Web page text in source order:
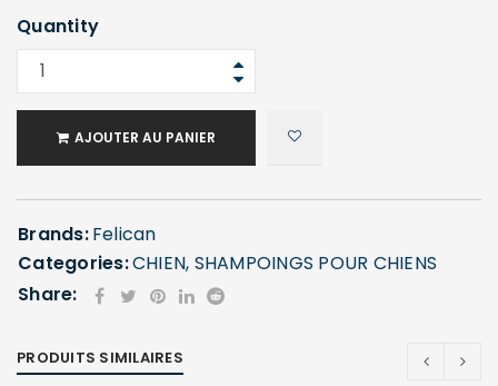
Quantity
AJOUTER AU PANIER
Brands:Felican
Categories:CHIEN, SHAMPOINGS POUR CHIENS
Share:
PRODUITS SIMILAIRES